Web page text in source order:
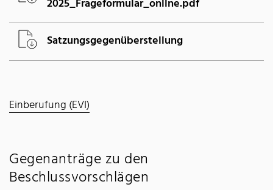
2025_Frageformular_online.pdf
Satzungsgegenüberstellung
Einberufung (EVI)
Gegenanträge zu den
Beschlussvorschlägen